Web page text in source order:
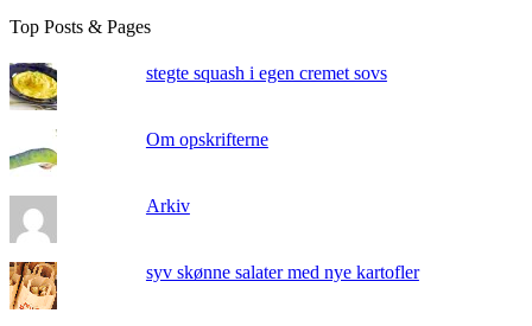
Top Posts & Pages
stegte squash i egen cremet sovs
Om opskrifterne
Arkiv
syv skønne salater med nye kartofler